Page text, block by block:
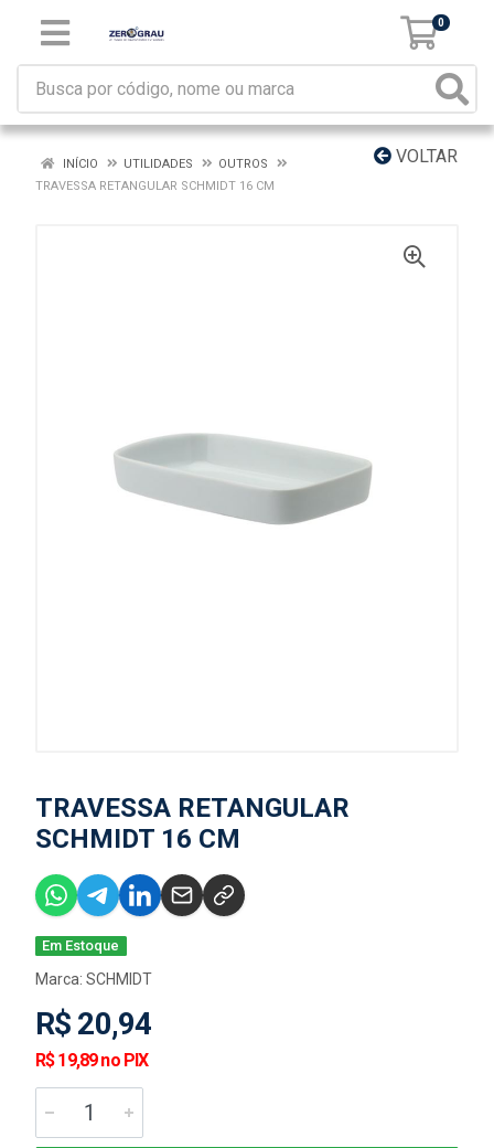
0
VOLTAR
INÍCIO UTILIDADES
OUTROS
TRAVESSA RETANGULAR SCHMIDT 16 CM
TRAVESSA RETANGULAR
SCHMIDT 16 CM
Em Estoque
Marca: SCHMIDT
R$ 20,94
R$ 19,89 no PIX